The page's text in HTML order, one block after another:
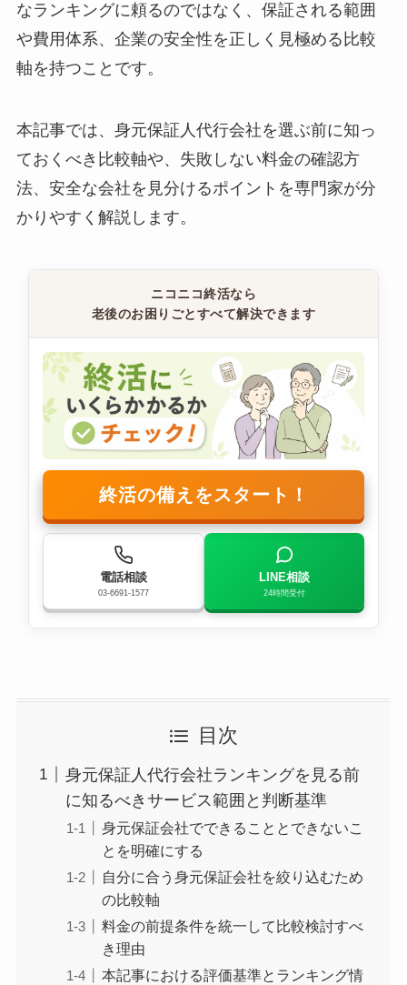
なランキングに頼るのではなく、保証される範囲
や費用体系、企業の安全性を正しく見極める比較
軸を持つことです。
本記事では、身元保証人代行会社を選ぶ前に知っ
ておくべき比較軸や、失敗しない料金の確認方
法、安全な会社を見分けるポイントを専門家が分
かりやすく解説します。
ニコニコ終活なら
老後のお困りごとすべて解決できます
終活の備えをスタート！
電話相談
03-6691-1577
LINE相談
24時間受付
目次
身元保証人代行会社ランキングを見る前
に知るべきサービス範囲と判断基準
身元保証会社でできることとできないこ
とを明確にする
自分に合う身元保証会社を絞り込むため
の比較軸
料金の前提条件を統一して比較検討すべ
き理由
本記事における評価基準とランキング情